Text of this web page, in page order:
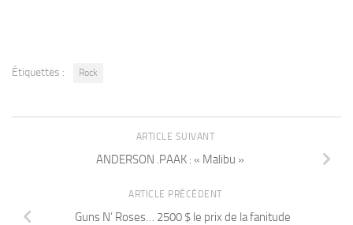
Étiquettes : Rock
ARTICLE SUIVANT
ANDERSON .PAAK : « Malibu »
ARTICLE PRÉCÉDENT
Guns N’ Roses… 2500 $ le prix de la fanitude